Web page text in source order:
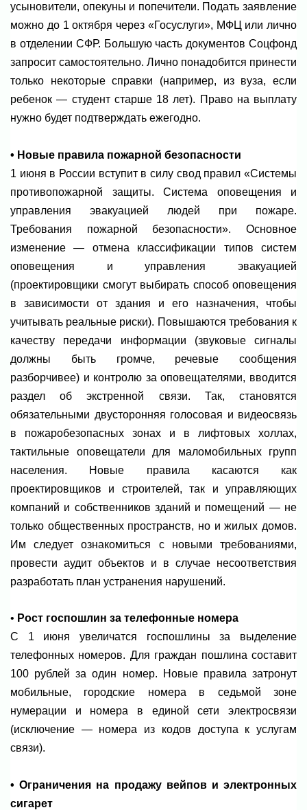
усыновители, опекуны и попечители. Подать заявление
можно до 1 октября через «Госуслуги», МФЦ или лично
в отделении СФР. Большую часть документов Соцфонд
запросит самостоятельно. Лично понадобится принести
только некоторые справки (например, из вуза, если
ребенок — студент старше 18 лет). Право на выплату
нужно будет подтверждать ежегодно.
• Новые правила пожарной безопасности
1 июня в России вступит в силу свод правил «Системы
противопожарной защиты. Система оповещения и
управления эвакуацией людей при пожаре.
Требования пожарной безопасности». Основное
изменение — отмена классификации типов систем
оповещения и управления эвакуацией
(проектировщики смогут выбирать способ оповещения
в зависимости от здания и его назначения, чтобы
учитывать реальные риски). Повышаются требования к
качеству передачи информации (звуковые сигналы
должны быть громче, речевые сообщения
разборчивее) и контролю за оповещателями, вводится
раздел об экстренной связи. Так, становятся
обязательными двусторонняя голосовая и видеосвязь
в пожаробезопасных зонах и в лифтовых холлах,
тактильные оповещатели для маломобильных групп
населения. Новые правила касаются как
проектировщиков и строителей, так и управляющих
компаний и собственников зданий и помещений — не
только общественных пространств, но и жилых домов.
Им следует ознакомиться с новыми требованиями,
провести аудит объектов и в случае несоответствия
разработать план устранения нарушений.
• Рост госпошлин за телефонные номера
С 1 июня увеличатся госпошлины за выделение
телефонных номеров. Для граждан пошлина составит
100 рублей за один номер. Новые правила затронут
мобильные, городские номера в седьмой зоне
нумерации и номера в единой сети электросвязи
(исключение — номера из кодов доступа к услугам
связи).
• Ограничения на продажу вейпов и электронных
сигарет